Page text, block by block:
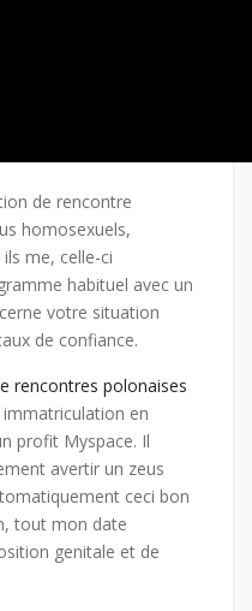
de rencontre
homosexuels,
me, celle-ci
habituel avec un
votre situation
de confiance.
rencontres polonaises
immatriculation en
profit Myspace. Il
avertir un zeus
ceci bon
tout mon date
genitale et de